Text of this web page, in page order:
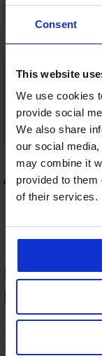
Consent
This website
We use cookies
provide social
We also share
our social
may combine it
provided to them
of their services.
5
1+1
Výprodej
Sleva -
Horní díl
Spacer
537 Kč
plavek
100
1 zákazníků produkt